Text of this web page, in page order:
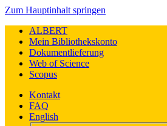
Zum Hauptinhalt springen
ALBERT
Mein Bibliothekskonto
Dokumentlieferung
Web of Science
Scopus
Kontakt
FAQ
English